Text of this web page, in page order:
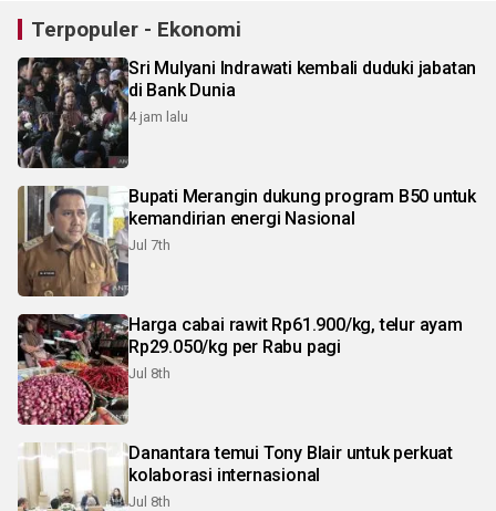
Terpopuler - Ekonomi
Sri Mulyani Indrawati kembali duduki jabatan
di Bank Dunia
4 jam lalu
Bupati Merangin dukung program B50 untuk
kemandirian energi Nasional
Jul 7th
Harga cabai rawit Rp61.900/kg, telur ayam
Rp29.050/kg per Rabu pagi
Jul 8th
Danantara temui Tony Blair untuk perkuat
kolaborasi internasional
Jul 8th